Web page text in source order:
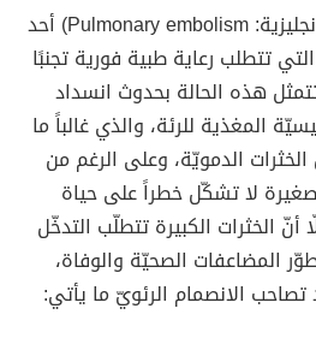
(بالإنجليزية: Pulmonary embolism) أحد
تتطلب رعاية طبية فورية تجنبًا
هذه الحالة بحدوث انسداد
المغذية للرئة، والذي غالباً ما
الدمويّة، وعلى الرغم من
لا تشكّل خطراً على حياة
الخثرات الكبيرة تتطلّب التدخّل
المضاعفات الصحيّة والوفاة،
الانصمام الرئويّ ما يأتي: